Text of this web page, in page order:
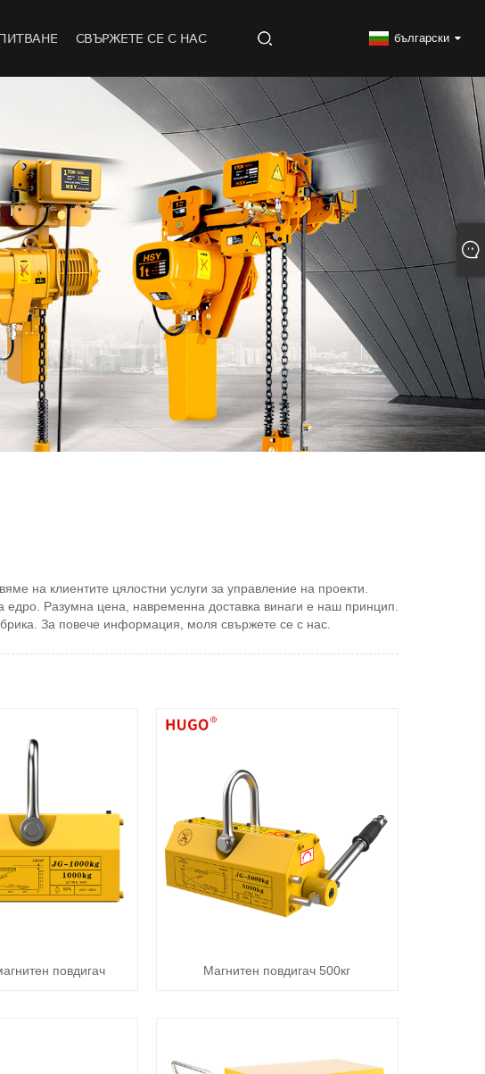
СВЪРЖЕТЕ СЕ С НАС български
на клиентите цялостни услуги за управление на проекти.
Разумна цена, навременна доставка винаги е наш принцип.
За повече информация, моля свържете се с нас.
повдигач Магнитен повдигач 500кг